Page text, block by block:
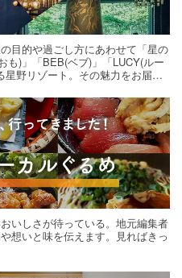
目的や過ごし方にあわせて「星の
も)」「BEB(ベブ)」「LUCY(ルー
野リゾート。その魅力をお届け
いしさが待っている。地元編集者
想いと味を伝えます。見ればきっ